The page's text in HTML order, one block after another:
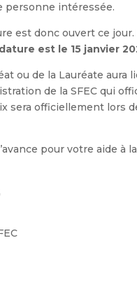
personne intéressée.
est donc ouvert ce jour.
est le 15 janvier
ou de la Lauréate
de la SFEC qui
sera officiellement lors
pour votre aide à